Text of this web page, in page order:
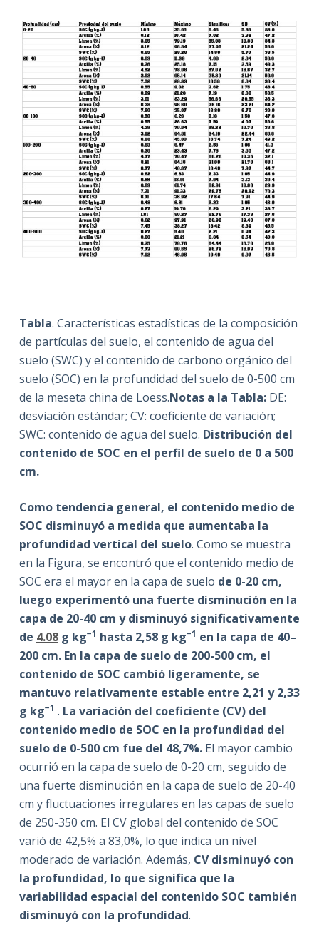
Tabla. Características estadísticas de la composición
de partículas del suelo, el contenido de agua del
suelo (SWC) y el contenido de carbono orgánico del
suelo (SOC) en la profundidad del suelo de 0-500 cm
de la meseta china de Loess.Notas a la Tabla: DE:
desviación estándar; CV: coeficiente de variación;
SWC: contenido de agua del suelo. Distribución del
contenido de SOC en el perfil de suelo de 0 a 500
cm.
Como tendencia general, el contenido medio de
SOC disminuyó a medida que aumentaba la
profundidad vertical del suelo. Como se muestra
en la Figura, se encontró que el contenido medio de
SOC era el mayor en la capa de suelo de 0-20 cm,
luego experimentó una fuerte disminución en la
capa de 20-40 cm y disminuyó significativamente
de 4.08g kg−1 hasta 2,58 g kg−1 en la capa de 40–
200 cm. En la capa de suelo de 200-500 cm, el
contenido de SOC cambió ligeramente, se
mantuvo relativamente estable entre 2,21 y 2,33
g kg−1 . La variación del coeficiente (CV) del
contenido medio de SOC en la profundidad del
suelo de 0-500 cm fue del 48,7%.El mayor cambio
ocurrió en la capa de suelo de 0-20 cm, seguido de
una fuerte disminución en la capa de suelo de 20-40
cm y fluctuaciones irregulares en las capas de suelo
de 250-350 cm. El CV global del contenido de SOC
varió de 42,5% a 83,0%, lo que indica un nivel
moderado de variación. Además, CV disminuyó con
la profundidad, lo que significa que la
variabilidad espacial del contenido SOC también
disminuyó con la profundidad.